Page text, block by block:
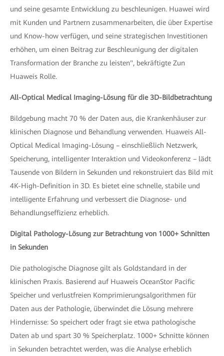
und seine gesamte Entwicklung zu beschleunigen. Huawei wird
mit Kunden und Partnern zusammenarbeiten, die über Expertise
und Know-how verfügen, und seine strategischen Investitionen
erhöhen, um einen Beitrag zur Beschleunigung der digitalen
Transformation der Branche zu leisten", bekräftigte Zun
Huaweis Rolle.
All-Optical Medical Imaging-Lösung für die 3D-Bildbetrachtung
Bildgebung macht 70 % der Daten aus, die Krankenhäuser zur
klinischen Diagnose und Behandlung verwenden. Huaweis All-
Optical Medical Imaging-Lösung – einschließlich Netzwerk,
Speicherung, intelligenter Interaktion und Videokonferenz – lädt
Tausende von Bildern in Sekunden und rekonstruiert das Bild mit
4K-High-Definition in 3D. Es bietet eine schnelle, stabile und
intelligente Erfahrung und verbessert die Diagnose- und
Behandlungseffizienz erheblich.
Digital Pathology-Lösung zur Betrachtung von 1000+ Schnitten
in Sekunden
Die pathologische Diagnose gilt als Goldstandard in der
klinischen Praxis. Basierend auf Huaweis OceanStor Pacific
Speicher und verlustfreien Komprimierungsalgorithmen für
Daten aus der Pathologie, überwindet die Lösung mehrere
Hindernisse: So speichert oder fragt sie etwa pathologische
Daten ab und spart 30 % Speicherplatz. 1000+ Schnitte können
in Sekunden betrachtet werden, was die Analyse erheblich